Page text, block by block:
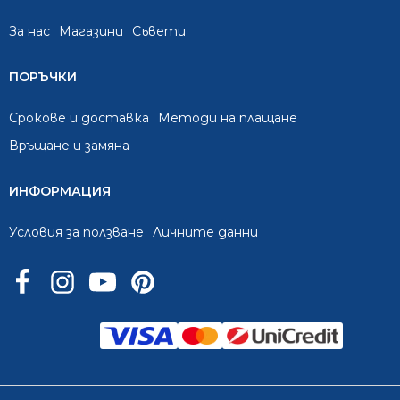
За нас Mагазини Съвети
ПОРЪЧКИ
Срокове и доставка
Методи на плащане
Връщане и замяна
ИНФОРМАЦИЯ
Условия за ползване Личните данни